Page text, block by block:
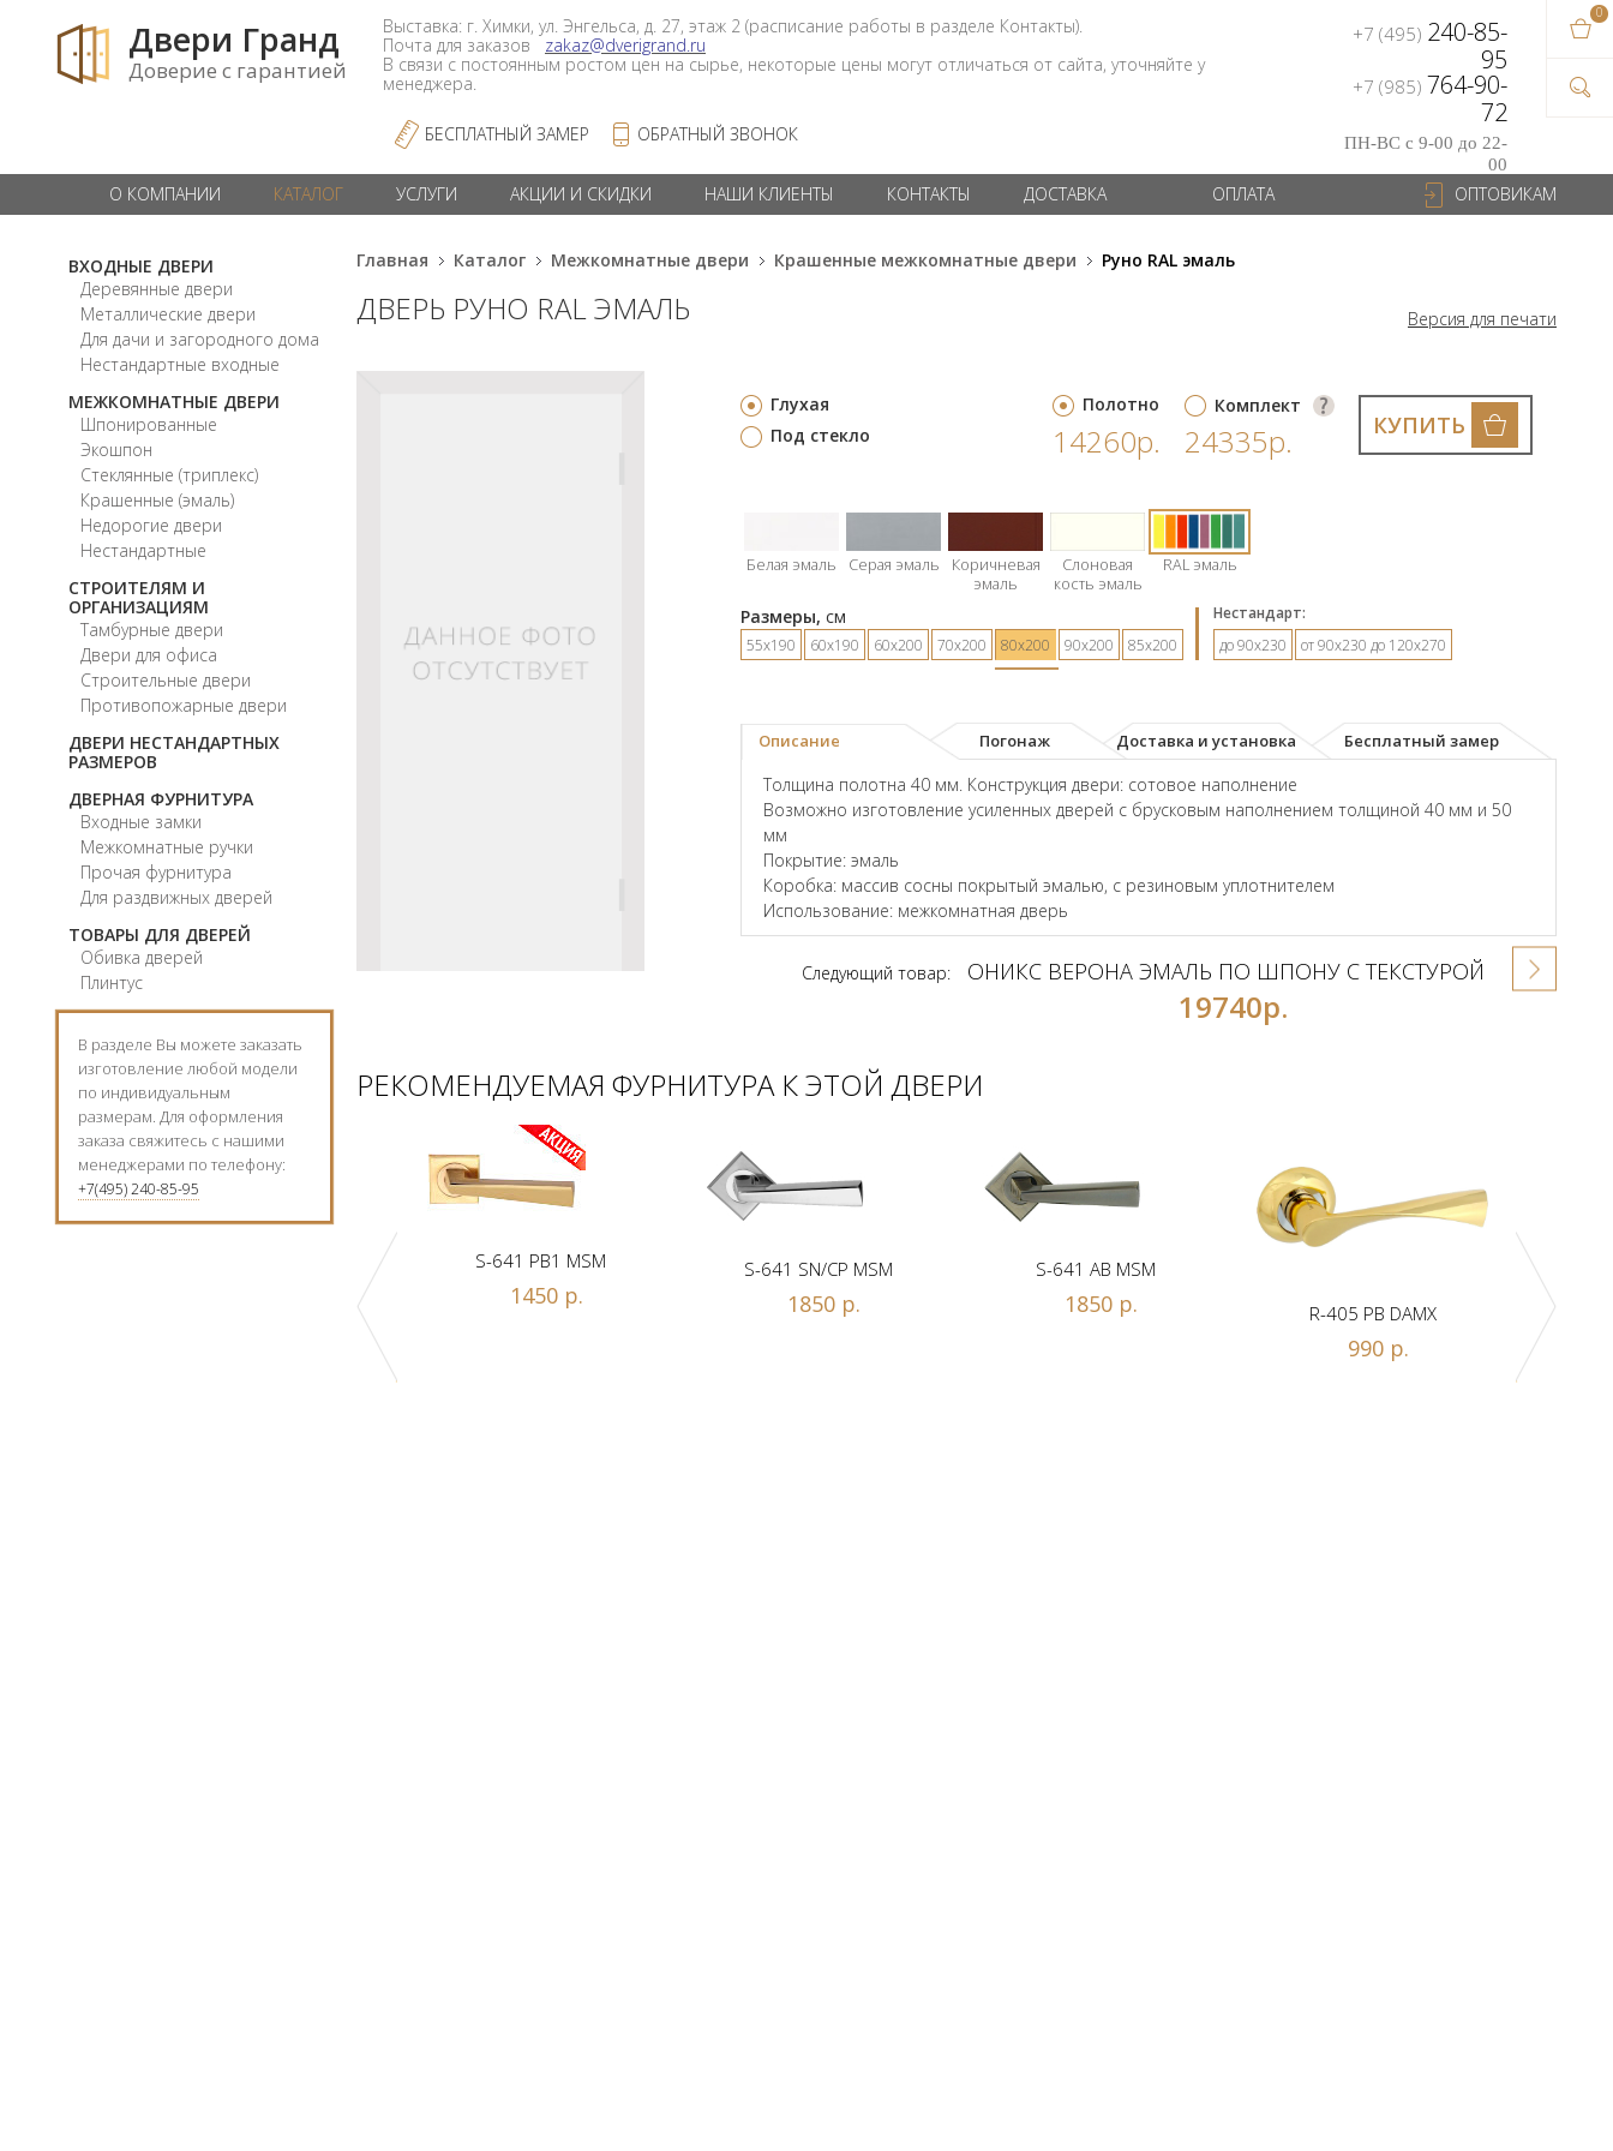
Двери Гранд
Доверие с гарантией
Выставка: г. Химки, ул. Энгельса, д. 27, этаж 2 (расписание работы в разделе Контакты).
Почта для заказов zakaz@dverigrand.ru
В связи с постоянным ростом цен на сырье, некоторые цены могут отличаться от сайта, уточняйте у
менеджера.
БЕСПЛАТНЫЙ ЗАМЕР ОБРАТНЫЙ ЗВОНОК
+7 (495) 240-85-
95
+7 (985) 764-90-
72
ПН-ВС с 9-00 до 22-
00
О КОМПАНИИ КАТАЛОГ УСЛУГИ АКЦИИ И СКИДКИ НАШИ КЛИЕНТЫ КОНТАКТЫ ДОСТАВКА ОПЛАТА ОПТОВИКАМ
ВХОДНЫЕ ДВЕРИ
Деревянные двери
Металлические двери
Для дачи и загородного дома
Нестандартные входные
МЕЖКОМНАТНЫЕ ДВЕРИ
Шпонированные
Экошпон
Стеклянные (триплекс)
Крашенные (эмаль)
Недорогие двери
Нестандартные
СТРОИТЕЛЯМ И
ОРГАНИЗАЦИЯМ
Тамбурные двери
Двери для офиса
Строительные двери
Противопожарные двери
ДВЕРИ НЕСТАНДАРТНЫХ
РАЗМЕРОВ
ДВЕРНАЯ ФУРНИТУРА
Входные замки
Межкомнатные ручки
Прочая фурнитура
Для раздвижных дверей
ТОВАРЫ ДЛЯ ДВЕРЕЙ
Обивка дверей
Плинтус
В разделе Вы можете заказать
изготовление любой модели
по индивидуальным
размерам. Для оформления
заказа свяжитесь с нашими
менеджерами по телефону:
+7(495) 240-85-95
Главная Каталог Межкомнатные двери Крашенные межкомнатные двери Руно RAL эмаль
Версия для печати
ДВЕРЬ РУНО RAL ЭМАЛЬ
Глухая
Под стекло
КУПИТЬ
Полотно
14260р.
Комплект
24335р.
Белая эмаль Серая эмаль
Коричневая
эмаль
Слоновая
кость эмаль
RAL эмаль
Размеры, см
55х190 60х190 60х200 70х200 80х200 90х200 85х200
Hестандарт:
до 90х230
от 90х230 до 120х270
Описание Погонаж Доставка и установка Бесплатный замер
Толщина полотна 40 мм. Конструкция двери: сотовое наполнение
Возможно изготовление усиленных дверей с брусковым наполнением толщиной 40 мм и 50
мм
Покрытие: эмаль
Коробка: массив сосны покрытый эмалью, с резиновым уплотнителем
Использование: межкомнатная дверь
Следующий товар: ОНИКС ВЕРОНА ЭМАЛЬ ПО ШПОНУ С ТЕКСТУРОЙ
19740р.
РЕКОМЕНДУЕМАЯ ФУРНИТУРА К ЭТОЙ ДВЕРИ
S-641 PB1 MSM
1450 р.
S-641 SN/CP MSM
1850 р.
S-641 AB MSM
1850 р. R-405 PB DAMX
990 р.
0
В
на